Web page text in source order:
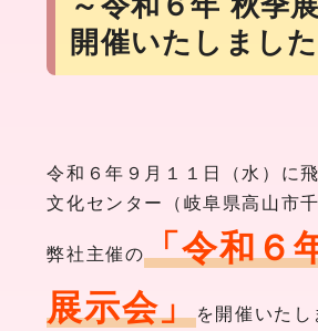
開催いたしまし
令和６年９月１１日（水）に
文化センター（岐阜県高山市
弊社主催の「令和６
展示会」を開催いたし